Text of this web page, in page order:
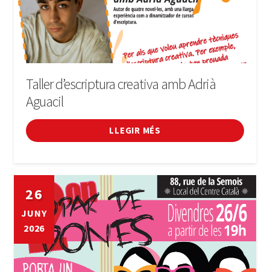
Taller d’escriptura creativa amb Adrià
Aguacil
LLEGIR MÉS
26
JUNY
2026